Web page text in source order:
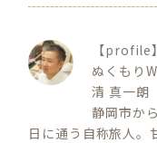
【profile】
ぬくもり
清 真一朗
静岡市か
日に通う自称旅人。